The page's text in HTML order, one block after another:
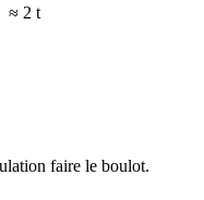
≈ 2 t
faire le boulot.